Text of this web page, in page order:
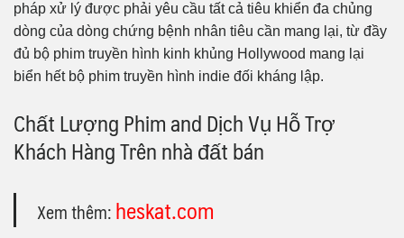
pháp xử lý được phải yêu cầu tất cả tiêu khiển đa chủng
dòng của dòng chứng bệnh nhân tiêu cần mang lại, từ đầy
đủ bộ phim truyền hình kinh khủng Hollywood mang lại
biển hết bộ phim truyền hình indie đối kháng lập.
Chất Lượng Phim and Dịch Vụ Hỗ Trợ
Khách Hàng Trên nhà đất bán
Xem thêm:heskat.com